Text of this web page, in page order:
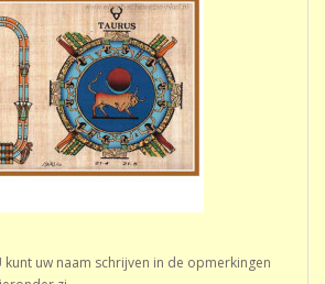
kunt uw naam schrijven in de opmerkingen